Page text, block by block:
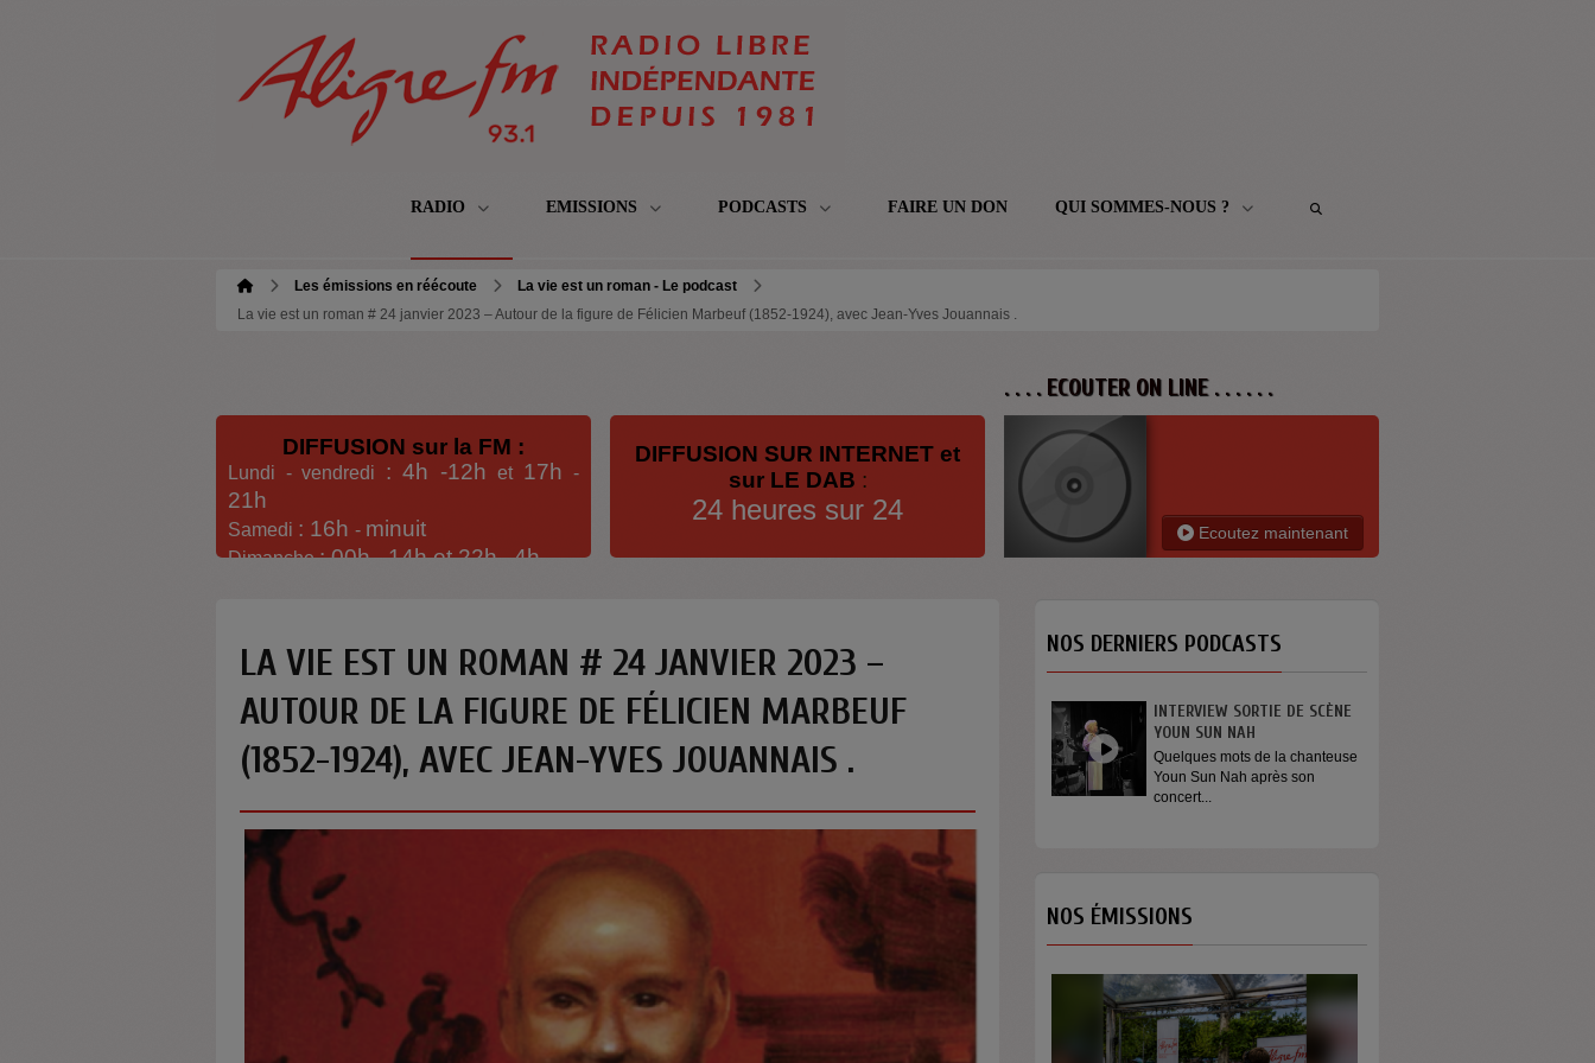
RADIO EMISSIONS PODCASTS FAIRE UN DON QUI SOMMES-NOUS ?
Les émissions en réécoute
La vie est un roman - Le podcast
La vie est un roman # 24 janvier 2023 – Autour de la figure de Félicien Marbeuf (1852-1924), avec Jean-Yves Jouannais .
DIFFUSION sur la FM :
Lundi - vendredi : 4h -12h et 17h -
21h
Samedi : 16h - minuit
Dimanche: 00h -14h et 22h-4h
DIFFUSION SUR INTERNET et
sur LE DAB :
24 heures sur 24
. . . . ECOUTER ON LINE . . . . . .
Ecoutez maintenant
LA VIE EST UN ROMAN # 24 JANVIER 2023 –
AUTOUR DE LA FIGURE DE FÉLICIEN MARBEUF
(1852-1924), AVEC JEAN-YVES JOUANNAIS .
NOS DERNIERS PODCASTS
INTERVIEW SORTIE DE SCÈNE
YOUN SUN NAH
Quelques mots de la chanteuse
Youn Sun Nah après son
concert...
NOS ÉMISSIONS